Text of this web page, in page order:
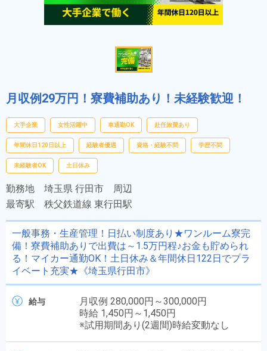
月収例29万円！寮費補助あり！未経験歓迎！
大手企業 女性活躍中 車通勤OK 赴任旅費あり
年間休日120日以上 経験者優遇 資格・経験不問 学歴不問
未経験者OK 土日休み
勤務地 埼玉県 行田市 周辺
最寄駅 秩父鉄道線 東行田駅
一般事務・生産管理！日払い制度あり★ワンルーム寮完
備！寮費補助ありで出費は～1.5万円程♪お金も貯められ
る！マイカー通勤OK！土日休み＆年間休日122日でプラ
イベート充実★《埼玉県行田市》
給与
月収例 280,000円～300,000円
時給 1,450円～1,450円
※試用期間あり(2週間)時給変動なし